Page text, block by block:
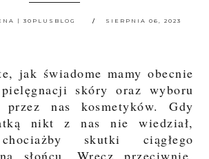
| 30PLUSBLOG SIERPNIA 06, 2023
jak świadome mamy obecnie
skóry oraz wyboru
przez nas kosmetyków. Gdy
nikt z nas nie wiedział,
skutki ciągłego
słońcu. Wręcz przeciwnie,